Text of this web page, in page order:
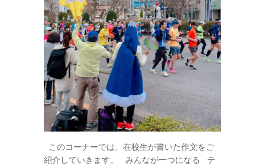
このコーナーでは、在校生が書いた作文をご
紹介していきます。 みんなが一つになる テ